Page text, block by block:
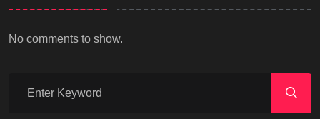
No comments to show.